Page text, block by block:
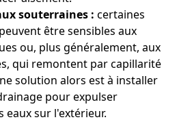
souterraines : certaines
être sensibles aux
ou, plus généralement, aux
qui remontent par capillarité
solution alors est à installer
pour expulser
eaux sur l'extérieur.